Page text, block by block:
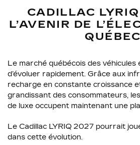
CADILLAC
L’AVENIR DE
QUÉBEC
Le marché québécois des
d’évoluer rapidement. Grâce aux
recharge en constante croissance
grandissant des consommateurs,
de luxe occupent maintenant une
Le Cadillac LYRIQ 2027 pourrait
dans cette évolution.